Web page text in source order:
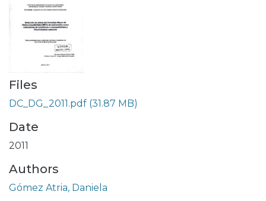
Files
DC_DG_2011.pdf (31.87 MB)
Date
2011
Authors
Gómez Atria, Daniela